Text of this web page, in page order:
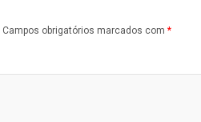
Campos obrigatórios marcados com *